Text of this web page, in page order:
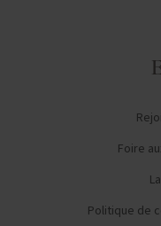
Foire
Politique de